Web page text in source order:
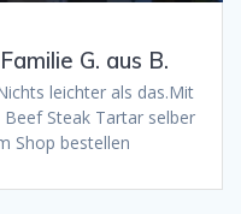
G. aus B.
leichter als das.Mit
Beef Steak Tartar selber
Shop bestellen